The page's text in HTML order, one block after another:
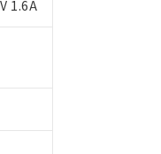
1.6A
で利用することをご了
証明するものではありま
期間は出荷製品に未対